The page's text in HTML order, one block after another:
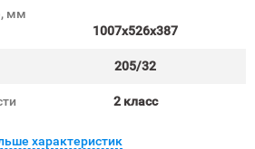
мм
1007x526x387
205/32
2 класс
характеристик